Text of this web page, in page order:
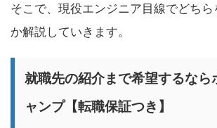
そこで、現役エンジニア目線でどちら
か解説していきます。
就職先の紹介まで希望するなら
ャンプ【転職保証つき】